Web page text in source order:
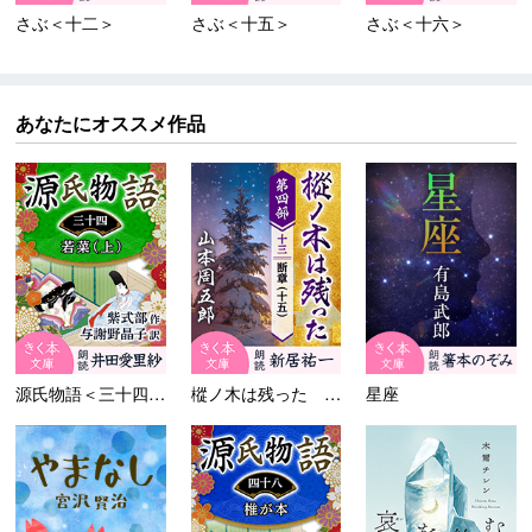
さぶ＜十二＞ さぶ＜十五＞ さぶ＜十六＞
あなたにオススメ作品
源氏物語＜三十四＞若菜（上） 樅ノ木は残った 第四部 ＜十... 星座